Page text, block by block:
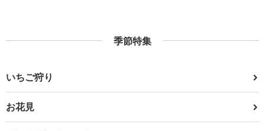
季節特集
いちご狩り
お花見